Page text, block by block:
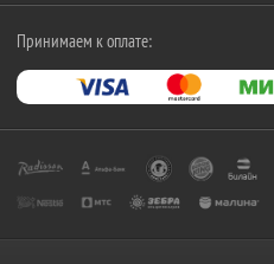
Принимаем к оплате: